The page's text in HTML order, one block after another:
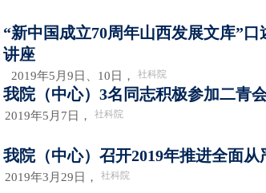
“新中国成立70周年山西发展文库”
讲座
2019年5月9日、10日， 社科院
我院（中心）3名同志积极参加二青
2019年5月7日， 社科院
我院（中心）召开2019年推进全面
2019年3月29日， 社科院